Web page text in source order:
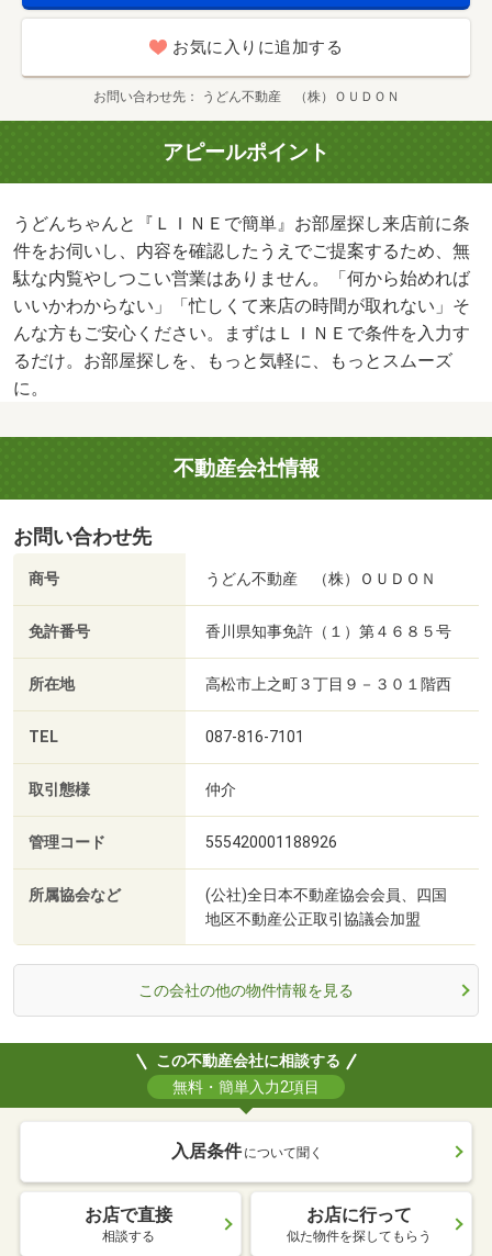
お気に入りに追加する
お問い合わせ先 うどん不動産 （株）ＯＵＤＯＮ
アピールポイント
うどんちゃんと『ＬＩＮＥで簡単』お部屋探し来店前に条
件をお伺いし、内容を確認したうえでご提案するため、無
駄な内覧やしつこい営業はありません。「何から始めれば
いいかわからない」「忙しくて来店の時間が取れない」そ
んな方もご安心ください。まずはＬＩＮＥで条件を入力す
るだけ。お部屋探しを、もっと気軽に、もっとスムーズ
に。
不動産会社情報
お問い合わせ先
商号 うどん不動産 （株）ＯＵＤＯＮ
免許番号 香川県知事免許（１）第４６８５号
所在地 高松市上之町３丁目９－３０１階西
TEL 087-816-7101
取引態様 仲介
管理コード 555420001188926
所属協会など
(公社)全日本不動産協会会員、四国
地区不動産公正取引協議会加盟
この会社の他の物件情報を見る
この不動産会社に相談する
無料・簡単入力2項目
入居条件 について聞く
お店で直接
相談する
お店に行って
似た物件を探してもらう